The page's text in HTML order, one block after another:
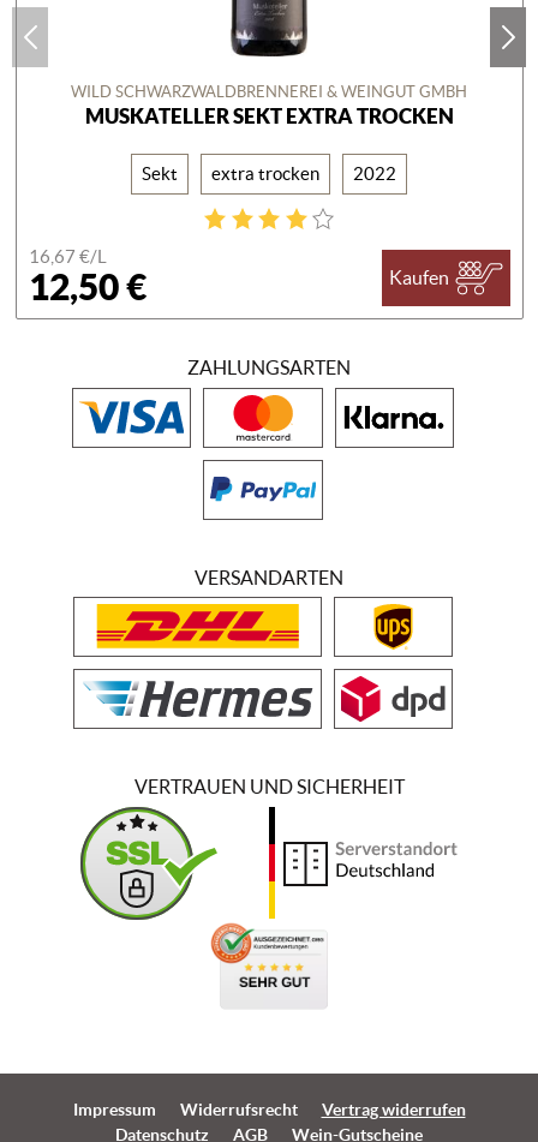
WILD SCHWARZWALDBRENNEREI & WEINGUT GMBH
MUSKATELLER SEKT EXTRA TROCKEN
Sekt extra trocken 2022
16,67 €/L
12,50 € Kaufen
ZAHLUNGSARTEN
VERSANDARTEN
VERTRAUEN UND SICHERHEIT
Impressum Widerrufsrecht
Vertrag widerrufen
Datenschutz
AGB Wein-Gutscheine